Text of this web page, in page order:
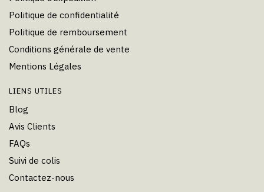
Politique de confidentialité
Politique de remboursement
Conditions générale de vente
Mentions Légales
LIENS UTILES
Blog
Avis Clients
FAQs
Suivi de colis
Contactez-nous